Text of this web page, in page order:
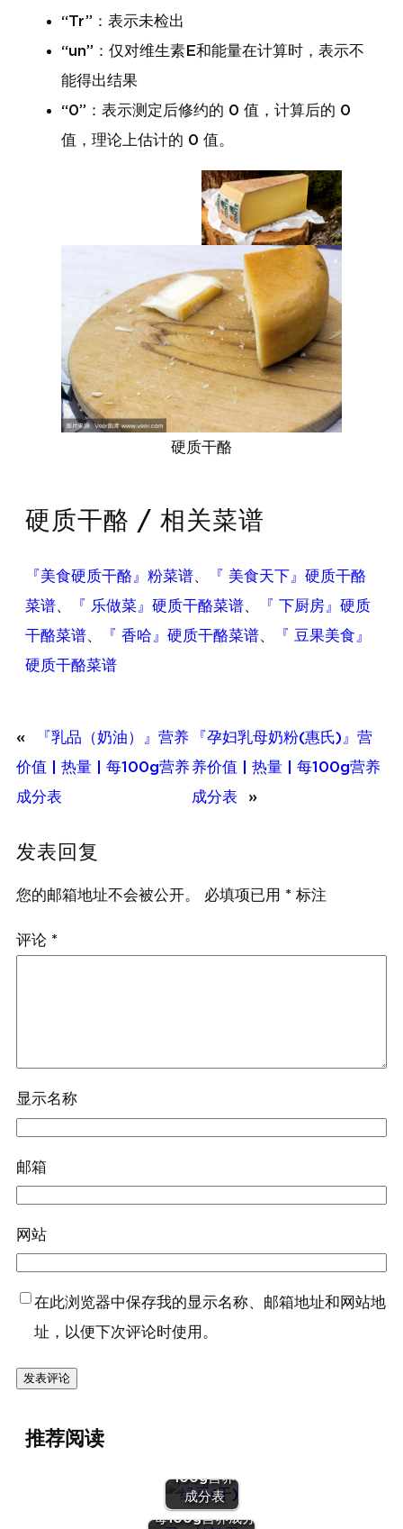
“Tr”：表示未检出
“un”：仅对维生素E和能量在计算时，表示不
能得出结果
“0”：表示测定后修约的 0 值，计算后的 0
值，理论上估计的 0 值。
硬质干酪
硬质干酪 / 相关菜谱
『美食硬质干酪』粉菜谱、
『 美食天下』硬质干酪
菜谱、 『 乐做菜』硬质干酪菜谱、
『 下厨房』硬质
干酪菜谱、 『 香哈』硬质干酪菜谱、
『 豆果美食』
硬质干酪菜谱
«
『乳品（奶油）』营养
价值 | 热量 | 每100g营养
成分表
『孕妇乳母奶粉(惠氏)』营
养价值 | 热量 | 每100g营养
成分表
»
发表回复
您的邮箱地址不会被公开。 必填项已用 * 标注
评论 *
显示名称
邮箱
网站
在此浏览器中保存我的显示名称、邮箱地址和网站地
址，以便下次评论时使用。
推荐阅读
100g营养
成分表
『蛋（鹌鹑
蛋）』营养价值 |
每100g营养成分